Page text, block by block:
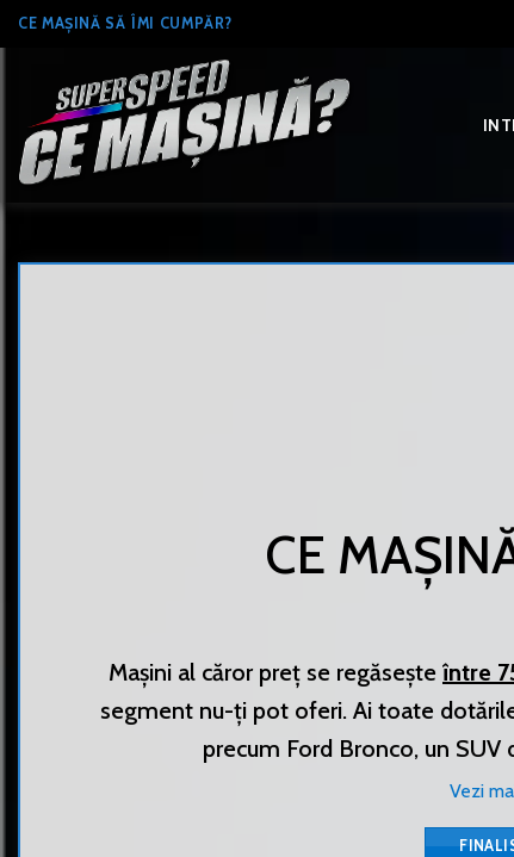
Skip
to
CE MAȘINĂ SĂ ÎMI CUMPĂR?
CE
Mașini al căror preț se regăsește între
segment nu-ți pot oferi. Ai toate
precum Ford Bronco, un SUV
Vezi